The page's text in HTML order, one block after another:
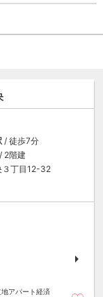
/ 徒歩7分
2階建
３丁目12-32
アパート経済